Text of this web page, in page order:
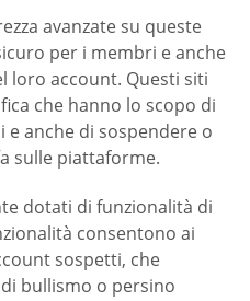
avanzate su queste
per i membri e anche
loro account. Questi siti
che hanno lo scopo di
anche di sospendere o
sulle piattaforme.
dotati di funzionalità di
consentono ai
sospetti, che
bullismo o persino